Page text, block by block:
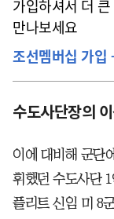
가입하셔서 더
만나보세요
조선멤버십 가
수도사단장의
이에 대비해 군단
휘했던 수도사단
플리트 신임 미 8